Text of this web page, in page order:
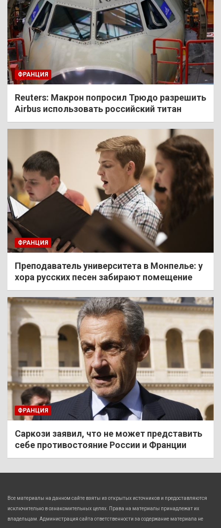
ФРАНЦИЯ
Reuters: Макрон попросил Трюдо разрешить
Airbus использовать российский титан
ФРАНЦИЯ
Преподаватель университета в Монпелье: у
хора русских песен забирают помещение
ФРАНЦИЯ
Саркози заявил, что не может представить
себе противостояние России и Франции
Все материалы на данном сайте взяты из открытых источников и предоставляются
исключительно в ознакомительных целях. Права на материалы принадлежат их
владельцам. Администрация сайта ответственности за содержание материала не